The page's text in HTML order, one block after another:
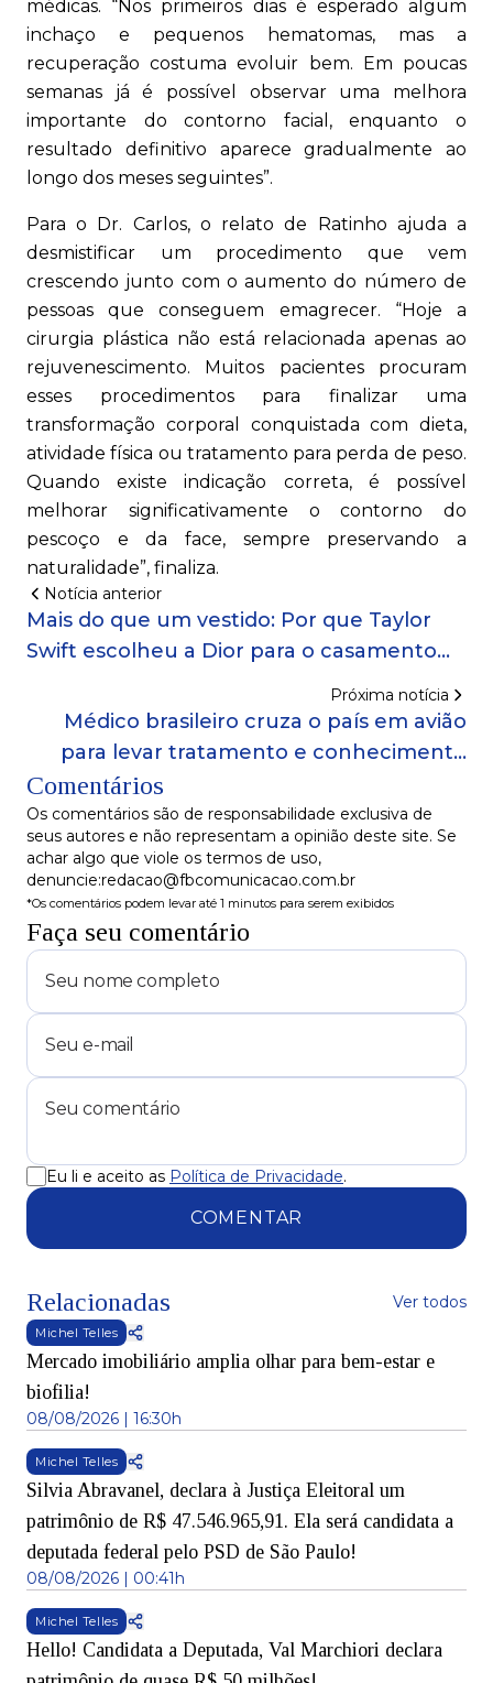
médicas. “Nos primeiros dias é esperado algum
inchaço e pequenos hematomas, mas a
recuperação costuma evoluir bem. Em poucas
semanas já é possível observar uma melhora
importante do contorno facial, enquanto o
resultado definitivo aparece gradualmente ao
longo dos meses seguintes”.
Para o Dr. Carlos, o relato de Ratinho ajuda a
desmistificar um procedimento que vem
crescendo junto com o aumento do número de
pessoas que conseguem emagrecer. “Hoje a
cirurgia plástica não está relacionada apenas ao
rejuvenescimento. Muitos pacientes procuram
esses procedimentos para finalizar uma
transformação corporal conquistada com dieta,
atividade física ou tratamento para perda de peso.
Quando existe indicação correta, é possível
melhorar significativamente o contorno do
pescoço e da face, sempre preservando a
naturalidade”, finaliza.
Notícia anterior
Mais do que um vestido: Por que Taylor
Swift escolheu a Dior para o casamento
Próxima notícia
Médico brasileiro cruza o país em avião
para levar tratamento e conhecimento
Comentários
Os comentários são de responsabilidade exclusiva de
seus autores e não representam a opinião deste site. Se
achar algo que viole os termos de uso,
denuncie:redacao@fbcomunicacao.com.br
*Os comentários podem levar até 1 minutos para serem exibidos
Faça seu comentário
Eu li e aceito as Política de Privacidade.
COMENTAR
Relacionadas Ver todos
Michel Telles
Mercado imobiliário amplia olhar para bem-estar e
biofilia!
08/08/2026 | 16:30h
Michel Telles
Silvia Abravanel, declara à Justiça Eleitoral um
patrimônio de R$ 47.546.965,91. Ela será candidata a
deputada federal pelo PSD de São Paulo!
08/08/2026 | 00:41h
Michel Telles
Hello! Candidata a Deputada, Val Marchiori declara